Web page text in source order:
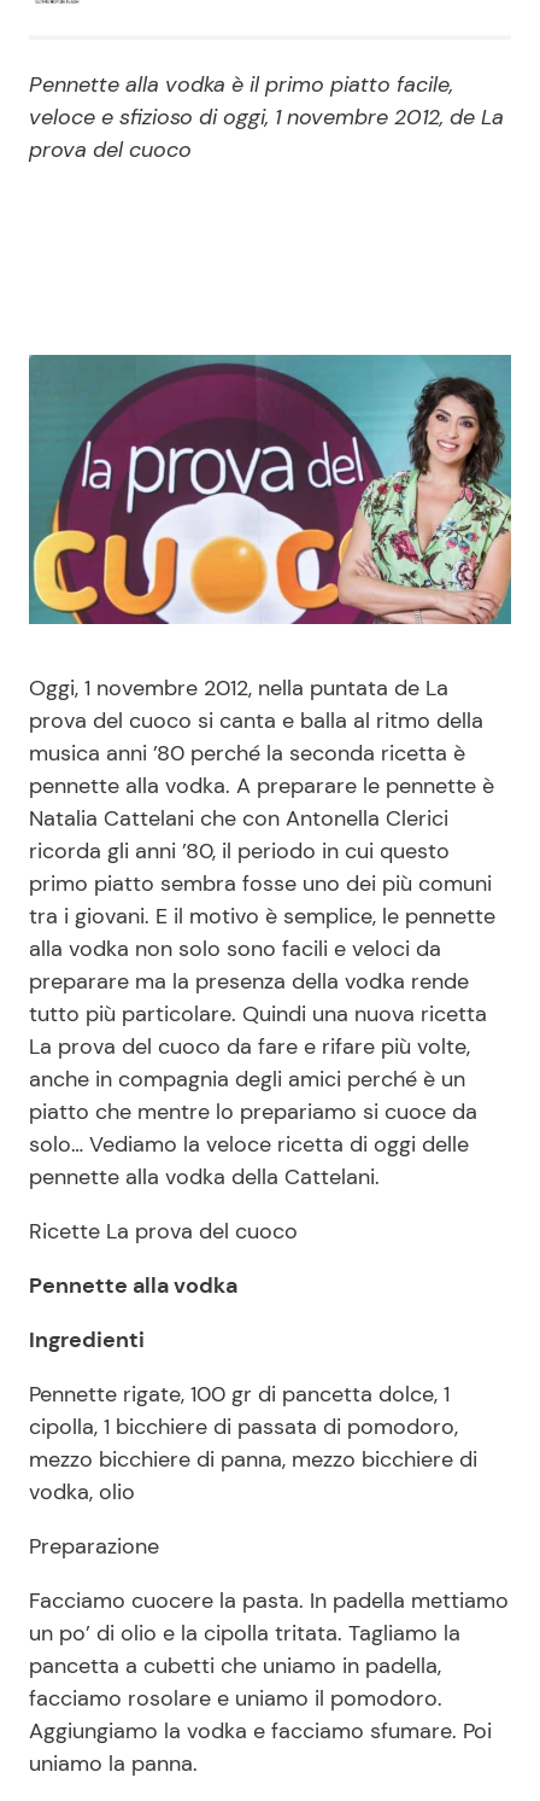
Persone Scomparse
Politica
Programmi TV
News Cinema
News Musica
News Spettacolo
News dal mondo
Benessere
Moda e Style
Mondo Mamma
News benessere
Salute
Viaggi e Turismo
Festività
Cucina e Ricette
Dolci
Le Ricette in TV
Primi Piatti
Ricette Facili e Veloci
Ricette Feste
Ricette per Bambini
Seguici
Info
Chi siamo
Disclaimer e Privacy
Redazione
Contattaci
Pennette alla vodka è il primo piatto facile,
veloce e sfizioso di oggi, 1 novembre 2012, de La
prova del cuoco
Oggi, 1 novembre 2012, nella puntata de La
prova del cuoco si canta e balla al ritmo della
musica anni ’80 perché la seconda ricetta è
pennette alla vodka. A preparare le pennette è
Natalia Cattelani che con Antonella Clerici
ricorda gli anni ’80, il periodo in cui questo
primo piatto sembra fosse uno dei più comuni
tra i giovani. E il motivo è semplice, le pennette
alla vodka non solo sono facili e veloci da
preparare ma la presenza della vodka rende
tutto più particolare. Quindi una nuova ricetta
La prova del cuoco da fare e rifare più volte,
anche in compagnia degli amici perché è un
piatto che mentre lo prepariamo si cuoce da
solo… Vediamo la veloce ricetta di oggi delle
pennette alla vodka della Cattelani.
Ricette La prova del cuoco
Pennette alla vodka
Ingredienti
Pennette rigate, 100 gr di pancetta dolce, 1
cipolla, 1 bicchiere di passata di pomodoro,
mezzo bicchiere di panna, mezzo bicchiere di
vodka, olio
Preparazione
Facciamo cuocere la pasta. In padella mettiamo
un po’ di olio e la cipolla tritata. Tagliamo la
pancetta a cubetti che uniamo in padella,
facciamo rosolare e uniamo il pomodoro.
Aggiungiamo la vodka e facciamo sfumare. Poi
uniamo la panna.